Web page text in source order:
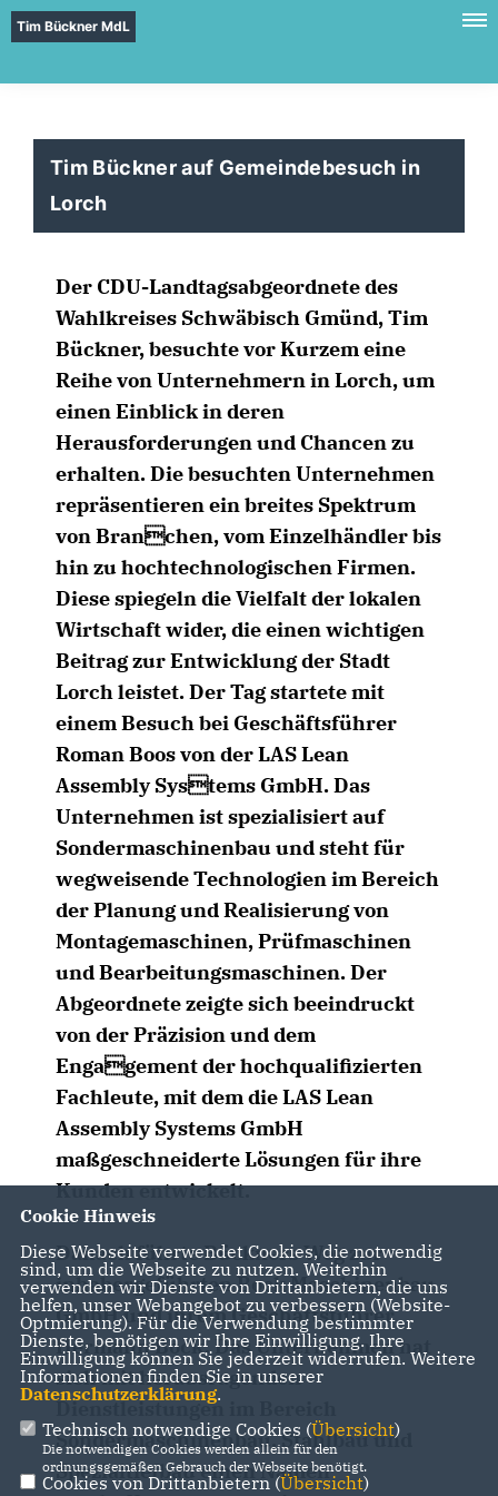
Tim Bückner MdL
Tim Bückner auf Gemeindebesuch in
Lorch
Der CDU-Landtagsabgeordnete des
Wahlkreises Schwäbisch Gmünd, Tim
Bückner, besuchte vor Kurzem eine
Reihe von Unternehmern in Lorch, um
einen Einblick in deren
Herausforderungen und Chancen zu
erhalten. Die besuchten Unternehmen
repräsentieren ein breites Spektrum
von Branchen, vom Einzelhändler bis
hin zu hochtechnologischen Firmen.
Diese spiegeln die Vielfalt der lokalen
Wirtschaft wider, die einen wichtigen
Beitrag zur Entwicklung der Stadt
Lorch leistet. Der Tag startete mit
einem Besuch bei Geschäftsführer
Roman Boos von der LAS Lean
Assembly Systems GmbH. Das
Unternehmen ist spezialisiert auf
Sondermaschinenbau und steht für
wegweisende Technologien im Bereich
der Planung und Realisierung von
Montagemaschinen, Prüfmaschinen
und Bearbeitungsmaschinen. Der
Abgeordnete zeigte sich beeindruckt
von der Präzision und dem
Engagement der hochqualifizierten
Fachleute, mit dem die LAS Lean
Assembly Systems GmbH
maßgeschneiderte Lösungen für ihre
Kunden entwickelt.
Danach führte Bückners Weg zur
inhabergeführten Bock Maschinenbau
GmbH und ihrem Geschäftsführer
Hermann Bock. Das Unternehmen hat
sich mit herausragenden
Dienstleistungen im Bereich
Sondermaschinenbau, Stahlbau und
Spezialtiefbau einen Namen
Cookie Hinweis
Diese Webseite verwendet Cookies, die notwendig
sind, um die Webseite zu nutzen. Weiterhin
verwenden wir Dienste von Drittanbietern, die uns
helfen, unser Webangebot zu verbessern (Website-
Optmierung). Für die Verwendung bestimmter
Dienste, benötigen wir Ihre Einwilligung. Ihre
Einwilligung können Sie jederzeit widerrufen. Weitere
Informationen finden Sie in unserer
Datenschutzerklärung.
Technisch notwendige Cookies (Übersicht)
Die notwendigen Cookies werden allein für den
ordnungsgemäßen Gebrauch der Webseite benötigt.
Cookies von Drittanbietern (Übersicht)